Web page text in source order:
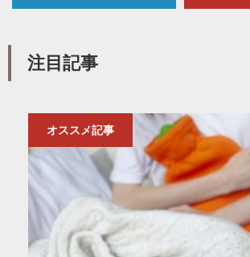
注目記事
オススメ記事